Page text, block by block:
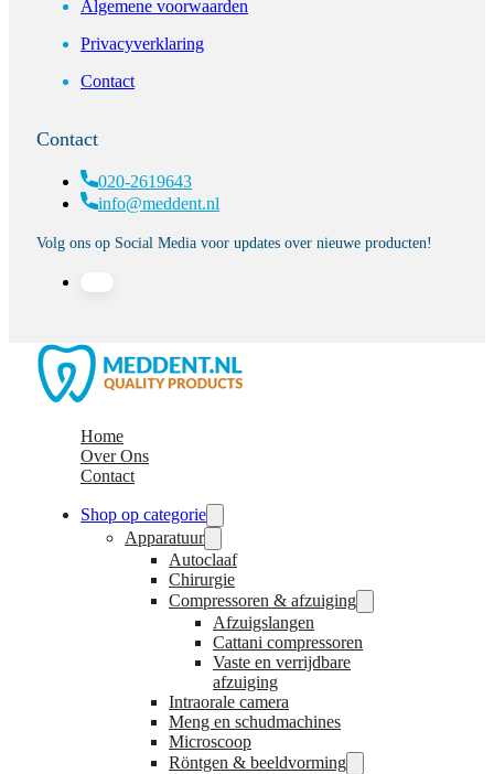
Algemene voorwaarden
Privacyverklaring
Contact
Contact
020-2619643
info@meddent.nl
Volg ons op Social Media voor updates over nieuwe producten!
Home
Over Ons
Contact
Shop op categorie
Apparatuur
Autoclaaf
Chirurgie
Compressoren & afzuiging
Afzuigslangen
Cattani compressoren
Vaste en verrijdbare
afzuiging
Intraorale camera
Meng en schudmachines
Microscoop
Röntgen & beeldvorming